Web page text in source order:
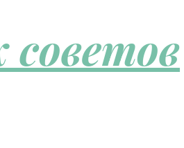
советов